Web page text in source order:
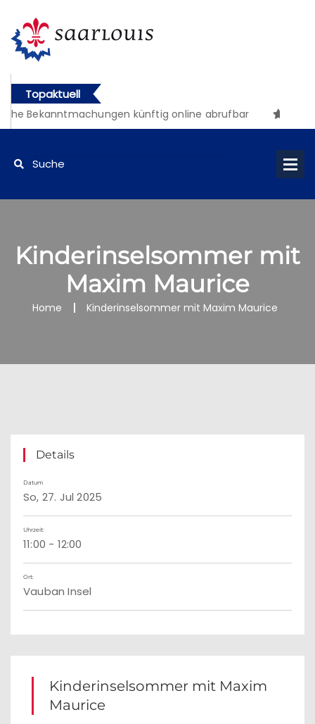
Topaktuell
Bekanntmachungen künftig online abrufbar
Kinderinselsommer mit
Maxim Maurice
Home Kinderinselsommer mit Maxim Maurice
Details
Datum
So, 27. Jul 2025
Uhrzeit:
11:00 - 12:00
Ort:
Vauban Insel
Kinderinselsommer mit Maxim
Maurice